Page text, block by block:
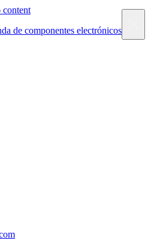
content
de componentes electrónicos